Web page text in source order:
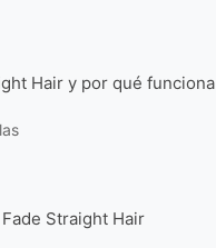
Hair y por qué funciona
Straight Hair